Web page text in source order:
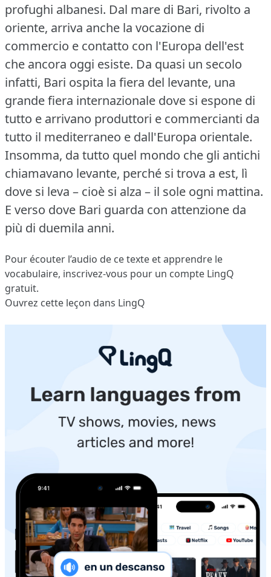
profughi albanesi. Dal mare di Bari, rivolto a
oriente, arriva anche la vocazione di
commercio e contatto con l'Europa dell'est
che ancora oggi esiste. Da quasi un secolo
infatti, Bari ospita la fiera del levante, una
grande fiera internazionale dove si espone di
tutto e arrivano produttori e commercianti da
tutto il mediterraneo e dall'Europa orientale.
Insomma, da tutto quel mondo che gli antichi
chiamavano levante, perché si trova a est, lì
dove si leva – cioè si alza – il sole ogni mattina.
E verso dove Bari guarda con attenzione da
più di duemila anni.
Pour écouter l’audio de ce texte et apprendre le
vocabulaire, inscrivez-vous pour un compte LingQ
gratuit.
Ouvrez cette leçon dans LingQ